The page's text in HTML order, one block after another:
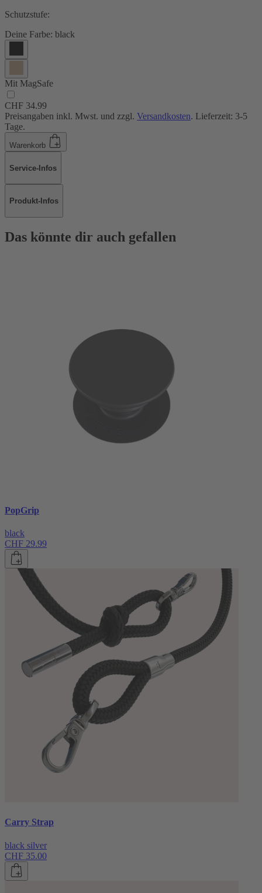
Schutzstufe:
Deine Farbe: black
Mit MagSafe
CHF 34.99
Preisangaben inkl. Mwst. und zzgl. Versandkosten. Lieferzeit: 3-5
Tage.
Warenkorb
Service-Infos
Produkt-Infos
Das könnte dir auch gefallen
PopGrip
black
CHF 29.99
Carry Strap
black silver
CHF 35.00